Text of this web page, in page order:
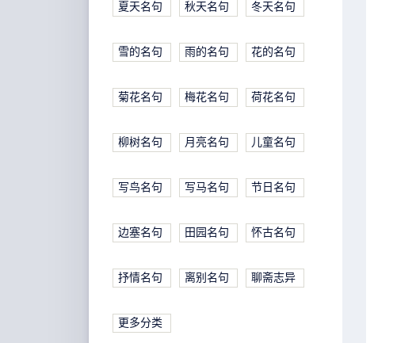
夏天名句 秋天名句 冬天名句
雪的名句 雨的名句 花的名句
菊花名句 梅花名句 荷花名句
柳树名句 月亮名句 儿童名句
写鸟名句 写马名句 节日名句
边塞名句 田园名句 怀古名句
抒情名句 离别名句 聊斋志异
更多分类